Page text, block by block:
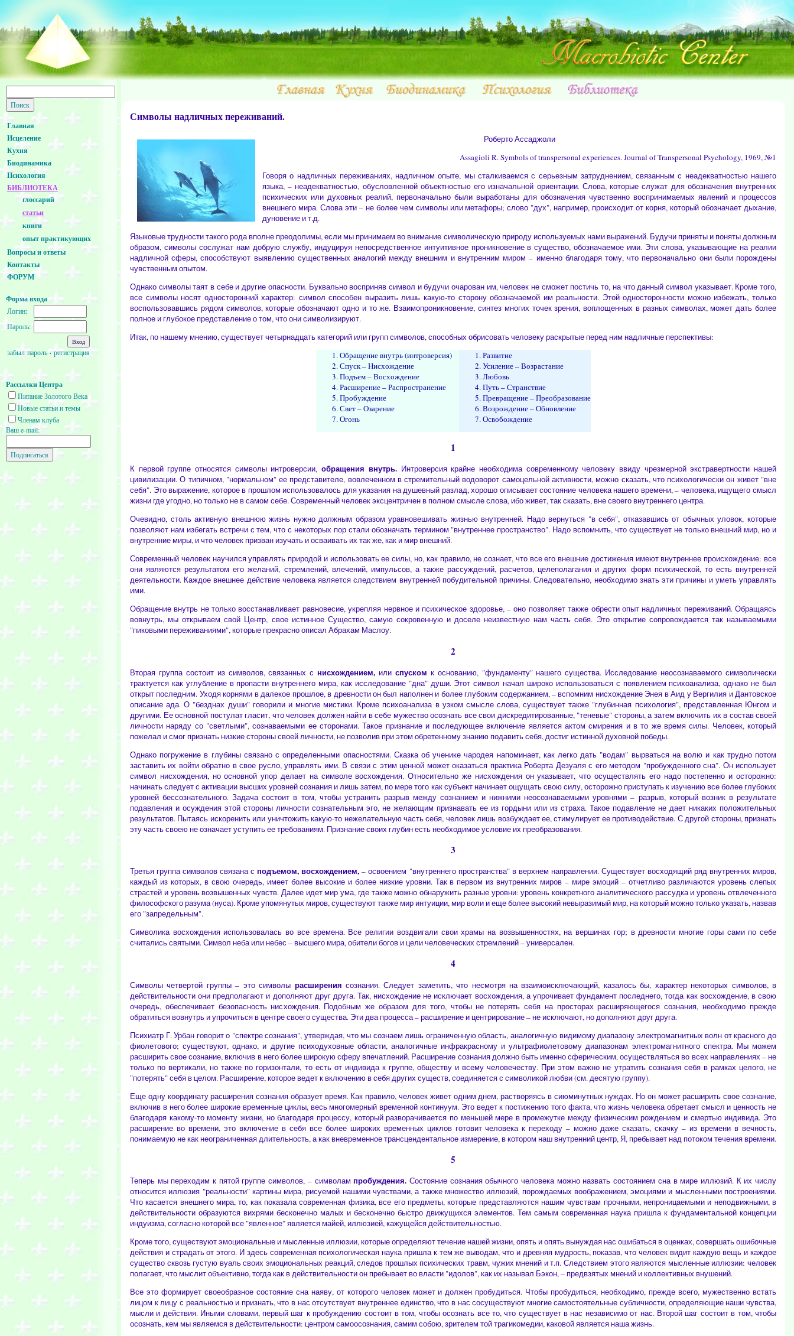
Главная
Исцеление
Кухня
Биодинамика
Психология
БИБЛИОТЕКА
глоссарий
статьи
книги
опыт практикующих
Вопросы и ответы
Контакты
ФОРУМ
Форма входа
Логин:
Пароль:
забыл пароль·регистрация
Рассылки Центра
Питание Золотого Века
Новые статьи и темы
Членам клуба
Ваш e-mail:
Символы надличных переживаний.
Роберто Ассаджоли
Assagioli R. Symbols of transpersonal experiences. Journal of Transpersonal Psychology, 1969, №1
Говоря о надличных переживаниях, надличном опыте, мы сталкиваемся с серьезным затруднением, связанным с неадекватностью нашего
языка, – неадекватностью, обусловленной объектностью его изначальной ориентации. Слова, которые служат для обозначения внутренних
психических или духовных реалий, первоначально были выработаны для обозначения чувственно воспринимаемых явлений и процессов
внешнего мира. Слова эти – не более чем символы или метафоры; слово "дух", например, происходит от корня, который обозначает дыхание,
дуновение и т.д.
Языковые трудности такого рода вполне преодолимы, если мы принимаем во внимание символическую природу используемых нами выражений. Будучи приняты и поняты должным
образом, символы сослужат нам добрую службу, индуцируя непосредственное интуитивное проникновение в существо, обозначаемое ими. Эти слова, указывающие на реалии
надличной сферы, способствуют выявлению существенных аналогий между внешним и внутренним миром – именно благодаря тому, что первоначально они были порождены
чувственным опытом.
Однако символы таят в себе и другие опасности. Буквально восприняв символ и будучи очарован им, человек не сможет постичь то, на что данный символ указывает. Кроме того,
все символы носят односторонний характер: символ способен выразить лишь какую-то сторону обозначаемой им реальности. Этой односторонности можно избежать, только
воспользовавшись рядом символов, которые обозначают одно и то же. Взаимопроникновение, синтез многих точек зрения, воплощенных в разных символах, может дать более
полное и глубокое представление о том, что они символизируют.
Итак, по нашему мнению, существует четырнадцать категорий или групп символов, способных обрисовать человеку раскрытые перед ним надличные перспективы:
Обращение внутрь (интроверсия)
Спуск – Нисхождение
Подъем – Восхождение
Расширение – Распространение
Пробуждение
Свет – Озарение
Огонь
Развитие
Усиление – Возрастание
Любовь
Путь – Странствие
Превращение – Преобразование
Возрождение – Обновление
Освобождение
1
К первой группе относятся символы интроверсии,обращения внутрь.Интроверсия крайне необходима современному человеку ввиду чрезмерной экстравертности нашей
цивилизации. О типичном, "нормальном" ее представителе, вовлеченном в стремительный водоворот самоцельной активности, можно сказать, что психологически он живет "вне
себя". Это выражение, которое в прошлом использовалось для указания на душевный разлад, хорошо описывает состояние человека нашего времени, – человека, ищущего смысл
жизни где угодно, но только не в самом себе. Современный человек эксцентричен в полном смысле слова, ибо живет, так сказать, вне своего внутреннего центра.
Очевидно, столь активную внешнюю жизнь нужно должным образом уравновешивать жизнью внутренней. Надо вернуться "в себя", отказавшись от обычных уловок, которые
позволяют нам избегать встречи с тем, что с некоторых пор стали обозначать термином "внутреннее пространство". Надо вспомнить, что существует не только внешний мир, но и
внутренние миры, и что человек призван изучать и осваивать их так же, как и мир внешний.
Современный человек научился управлять природой и использовать ее силы, но, как правило, не сознает, что все его внешние достижения имеют внутреннее происхождение: все
они являются результатом его желаний, стремлений, влечений, импульсов, а также рассуждений, расчетов, целеполагания и других форм психической, то есть внутренней
деятельности. Каждое внешнее действие человека является следствием внутренней побудительной причины. Следовательно, необходимо знать эти причины и уметь управлять
ими.
Обращение внутрь не только восстанавливает равновесие, укрепляя нервное и психическое здоровье, – оно позволяет также обрести опыт надличных переживаний. Обращаясь
вовнутрь, мы открываем свой Центр, свое истинное Существо, самую сокровенную и доселе неизвестную нам часть себя. Это открытие сопровождается так называемыми
"пиковыми переживаниями", которые прекрасно описал Абрахам Маслоу.
2
Вторая группа состоит из символов, связанных снисхождением, или спуском к основанию, "фундаменту" нашего существа. Исследование неосознаваемого символически
трактуется как углубление в пропасти внутреннего мира, как исследование "дна" души. Этот символ начал широко использоваться с появлением психоанализа, однако не был
открыт последним. Уходя корнями в далекое прошлое, в древности он был наполнен и более глубоким содержанием, – вспомним нисхождение Энея в Аид у Вергилия и Дантовское
описание ада. О "безднах души" говорили и многие мистики. Кроме психоанализа в узком смысле слова, существует также "глубинная психология", представленная Юнгом и
другими. Ее основной постулат гласит, что человек должен найти в себе мужество осознать все свои дискредитированные, "теневые" стороны, а затем включить их в состав своей
личности наряду со "светлыми", сознаваемыми ее сторонами. Такое признание и последующее включение является актом смирения и в то же время силы. Человек, который
пожелал и смог признать низкие стороны своей личности, не позволив при этом обретенному знанию подавить себя, достиг истинной духовной победы.
Однако погружение в глубины связано с определенными опасностями. Сказка об ученике чародея напоминает, как легко дать "водам" вырваться на волю и как трудно потом
заставить их войти обратно в свое русло, управлять ими. В связи с этим ценной может оказаться практика Роберта Дезуаля с его методом "пробужденного сна". Он использует
символ нисхождения, но основной упор делает на символе восхождения. Относительно же нисхождения он указывает, что осуществлять его надо постепенно и осторожно:
начинать следует с активации высших уровней сознания и лишь затем, по мере того как субъект начинает ощущать свою силу, осторожно приступать к изучению все более глубоких
уровней бессознательного. Задача состоит в том, чтобы устранить разрыв между сознанием и нижними неосознаваемыми уровнями – разрыв, который возник в результате
подавления и осуждения этой стороны личности сознательным эго, не желающим признавать ее из гордыни или из страха. Такое подавление не дает никаких положительных
результатов. Пытаясь искоренить или уничтожить какую-то нежелательную часть себя, человек лишь возбуждает ее, стимулирует ее противодействие. С другой стороны, признать
эту часть своею не означает уступить ее требованиям. Признание своих глубин есть необходимое условие их преобразования.
3
Третья группа символов связана сподъемом, восхождением, – освоением "внутреннего пространства" в верхнем направлении. Существует восходящий ряд внутренних миров,
каждый из которых, в свою очередь, имеет более высокие и более низкие уровни. Так в первом из внутренних миров – мире эмоций – отчетливо различаются уровень слепых
страстей и уровень возвышенных чувств. Далее идет мир ума, где также можно обнаружить разные уровни: уровень конкретного аналитического рассудка и уровень отвлеченного
философского разума (нуса). Кроме упомянутых миров, существуют также мир интуиции, мир воли и еще более высокий невыразимый мир, на который можно только указать, назвав
его "запредельным".
Символика восхождения использовалась во все времена. Все религии воздвигали свои храмы на возвышенностях, на вершинах гор; в древности многие горы сами по себе
считались святыми. Символ неба или небес – высшего мира, обители богов и цели человеческих стремлений – универсален.
4
Символы четвертой группы – это символы расширения сознания. Следует заметить, что несмотря на взаимоисключающий, казалось бы, характер некоторых символов, в
действительности они предполагают и дополняют друг друга. Так, нисхождение не исключает восхождения, а упрочивает фундамент последнего, тогда как восхождение, в свою
очередь, обеспечивает безопасность нисхождения. Подобным же образом для того, чтобы не потерять себя на просторах расширяющегося сознания, необходимо прежде
обратиться вовнутрь и упрочиться в центре своего существа. Эти два процесса – расширение и центрирование – не исключают, но дополняют друг друга.
Психиатр Г. Урбан говорит о "спектре сознания", утверждая, что мы сознаем лишь ограниченную область, аналогичную видимому диапазону электромагнитных волн от красного до
фиолетового; существуют, однако, и другие психодуховные области, аналогичные инфракрасному и ультрафиолетовому диапазонам электромагнитного спектра. Мы можем
расширить свое сознание, включив в него более широкую сферу впечатлений. Расширение сознания должно быть именно сферическим, осуществляться во всех направлениях – не
только по вертикали, но также по горизонтали, то есть от индивида к группе, обществу и всему человечеству. При этом важно не утратить сознания себя в рамках целого, не
"потерять" себя в целом. Расширение, которое ведет к включению в себя других существ, соединяется с символикой любви (см. десятую группу).
Еще одну координату расширения сознания образует время. Как правило, человек живет одним днем, растворяясь в сиюминутных нуждах. Но он может расширить свое сознание,
включив в него более широкие временные циклы, весь многомерный временной континуум. Это ведет к постижению того факта, что жизнь человека обретает смысл и ценность не
благодаря какому-то моменту жизни, но благодаря процессу, который разворачивается по меньшей мере в промежутке между физическим рождением и смертью индивида. Это
расширение во времени, это включение в себя все более широких временных циклов готовит человека к переходу – можно даже сказать, скачку – из времени в вечность,
понимаемую не как неограниченная длительность, а как вневременное трансцендентальное измерение, в котором наш внутренний центр, Я, пребывает над потоком течения времени.
5
Теперь мы переходим к пятой группе символов, – символампробуждения. Состояние сознания обычного человека можно назвать состоянием сна в мире иллюзий. К их числу
относится иллюзия "реальности" картины мира, рисуемой нашими чувствами, а также множество иллюзий, порождаемых воображением, эмоциями и мысленными построениями.
Что касается внешнего мира, то, как показала современная физика, все его предметы, которые представляются нашим чувствам прочными, непроницаемыми и неподвижными, в
действительности образуются вихрями бесконечно малых и бесконечно быстро движущихся элементов. Тем самым современная наука пришла к фундаментальной концепции
индуизма, согласно которой все "явленное" является майей, иллюзией, кажущейся действительностью.
Кроме того, существуют эмоциональные и мысленные иллюзии, которые определяют течение нашей жизни, опять и опять вынуждая нас ошибаться в оценках, совершать ошибочные
действия и страдать от этого. И здесь современная психологическая наука пришла к тем же выводам, что и древняя мудрость, показав, что человек видит каждую вещь и каждое
существо сквозь густую вуаль своих эмоциональных реакций, следов прошлых психических травм, чужих мнений и т.п. Следствием этого являются мысленные иллюзии: человек
полагает, что мыслит объективно, тогда как в действительности он пребывает во власти "идолов", как их называл Бэкон, – предвзятых мнений и коллективных внушений.
Все это формирует своеобразное состояние сна наяву, от которого человек может и должен пробудиться. Чтобы пробудиться, необходимо, прежде всего, мужественно встать
лицом к лицу с реальностью и признать, что в нас отсутствует внутреннее единство, что в нас сосуществуют многие самостоятельные субличности, определяющие наши чувства,
мысли и действия. Иными словами, первый шаг к пробуждению состоит в том, чтобы осознать все то, что существует в нас независимо от нас. Второй шаг состоит в том, чтобы
осознать, кем мы являемся в действительности: центром самоосознания, самим собою, зрителем той трагикомедии, каковой является наша жизнь.